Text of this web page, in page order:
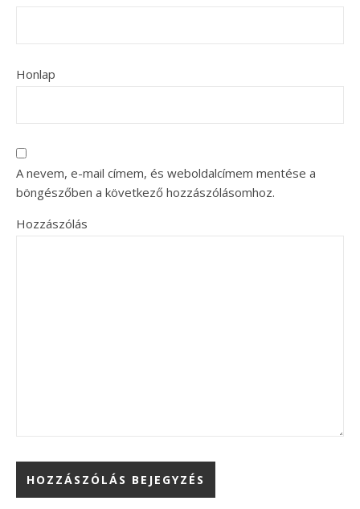
Honlap
A nevem, e-mail címem, és weboldalcímem mentése a
böngészőben a következő hozzászólásomhoz.
Hozzászólás